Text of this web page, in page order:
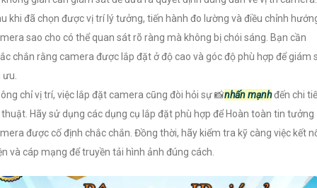
khi đã chọn được vị trí lý tưởng, tiến hành đo lường và điều chỉnh
sao cho có thể quan sát rõ ràng mà không bị chói sáng. Bạn cần
chắn rằng camera được lắp đặt ở độ cao và góc độ phù hợp để giám
chỉ vị trí, việc lắp đặt camera cũng đòi hỏi sự 📸nhấn mạnhđến chi
thuật. Hãy sử dụng các dụng cụ lắp đặt phù hợp để Hoàn toàn tin tưởng
được cố định chắc chắn. Đồng thời, hãy kiểm tra kỹ càng việc kết
và cáp mạng để truyền tải hình ảnh đúng cách.